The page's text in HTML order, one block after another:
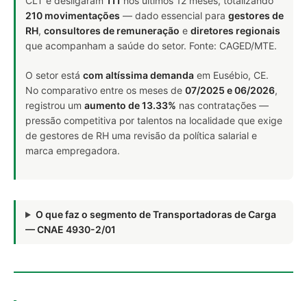
210 movimentações — dado essencial para gestores de
RH, consultores de remuneração e diretores regionais
que acompanham a saúde do setor. Fonte: CAGED/MTE.
O setor está com altíssima demanda em Eusébio, CE.
No comparativo entre os meses de 07/2025 e 06/2026,
registrou um aumento de 13.33% nas contratações —
pressão competitiva por talentos na localidade que exige
de gestores de RH uma revisão da política salarial e
marca empregadora.
O que faz o segmento de Transportadoras de Carga
— CNAE 4930-2/01